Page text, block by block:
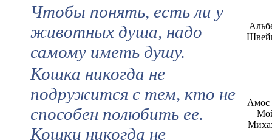
Чтобы понять, есть ли у
животных душа, надо
самому иметь душу.
Кошка никогда не
подружится с тем, кто не
способен полюбить ее.
Кошки никогда не
Амос